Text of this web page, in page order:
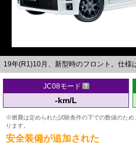
19年(R1)10月、新型時のフロント。仕様
JC08モード
-km/L
※燃費は定められた試験条件の下での数値のた
ります。
安全装備が追加された